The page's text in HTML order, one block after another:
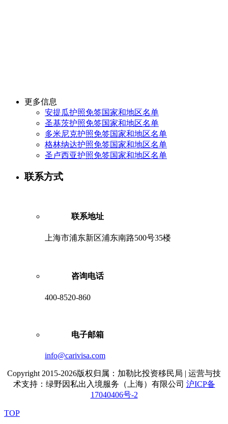
更多信息
安提瓜护照免签国家和地区名单
圣基茨护照免签国家和地区名单
多米尼克护照免签国家和地区名单
格林纳达护照免签国家和地区名单
圣卢西亚护照免签国家和地区名单
联系方式
联系地址
上海市浦东新区浦东南路500号35楼
咨询电话
400-8520-860
电子邮箱
info@carivisa.com
Copyright 2015-2026版权归属：加勒比投资移民局 | 运营与技
术支持：绿野因私出入境服务（上海）有限公司 沪ICP备
17040406号-2
TOP